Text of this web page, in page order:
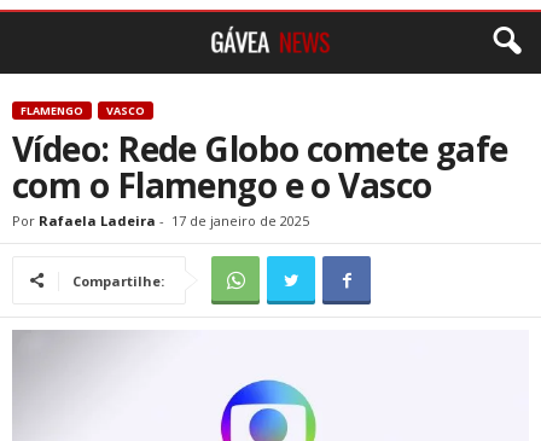
FLAMENGO VASCO
Vídeo: Rede Globo comete gafe
com o Flamengo e o Vasco
Por Rafaela Ladeira - 17 de janeiro de 2025
Compartilhe: